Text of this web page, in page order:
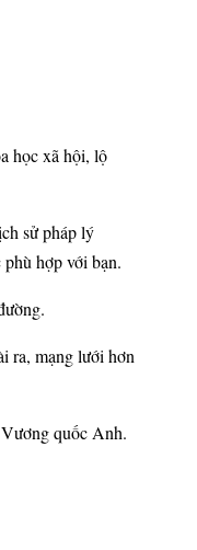
học xã hội, lộ
sử pháp lý
hợp với bạn.
ra, mạng lưới hơn
quốc Anh.